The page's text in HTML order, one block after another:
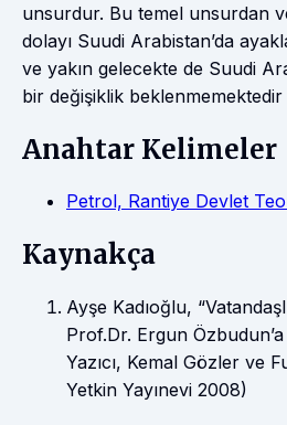
unsurdur. Bu temel unsurdan
dolayı Suudi Arabistan’da
ve yakın gelecekte de Suudi
bir değişiklik beklenmemektedir
Anahtar Kelimeler
Petrol, Rantiye Devlet
Kaynakça
Ayşe Kadıoğlu,
Prof.Dr. Ergun
Yazıcı, Kemal Gözler ve
Yetkin Yayınevi 2008)